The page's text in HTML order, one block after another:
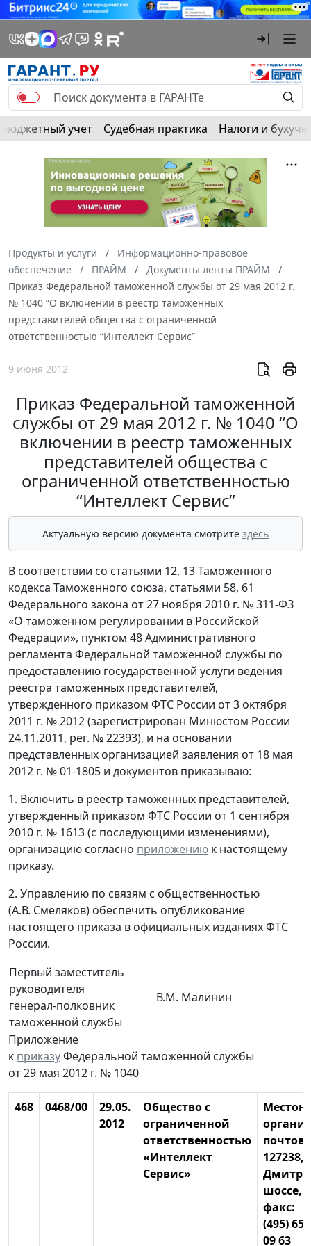
Бюджетный учет Судебная практика Налоги и
Продукты и услуги
Информационно-правовое
обеспечение
ПРАЙМ
Документы ленты ПРАЙМ
Приказ Федеральной таможенной службы от 29 мая 2012 г.
№ 1040 “О включении в реестр таможенных
представителей общества с ограниченной
ответственностью “Интеллект Сервис”
9 июня 2012
Приказ Федеральной таможенной
службы от 29 мая 2012 г. № 1040 “О
включении в реестр таможенных
представителей общества с
ограниченной ответственностью
“Интеллект Сервис”
Актуальную версию документа смотрите здесь
В соответствии со статьями 12, 13 Таможенного
кодекса Таможенного союза, статьями 58, 61
Федерального закона от 27 ноября 2010 г. № 311-ФЗ
«О таможенном регулировании в Российской
Федерации», пунктом 48 Административного
регламента Федеральной таможенной службы по
предоставлению государственной услуги ведения
реестра таможенных представителей,
утвержденного приказом ФТС России от 3 октября
2011 г. № 2012 (зарегистрирован Минюстом России
24.11.2011, peг. № 22393), и на основании
представленных организацией заявления от 18 мая
2012 г. № 01-1805 и документов приказываю:
1. Включить в реестр таможенных представителей,
утвержденный приказом ФТС России от 1 сентября
2010 г. № 1613 (с последующими изменениями),
организацию согласно приложению к настоящему
приказу.
2. Управлению по связям с общественностью
(А.В. Смеляков) обеспечить опубликование
настоящего приказа в официальных изданиях ФТС
России.
Первый заместитель
руководителя
генерал-полковник
таможенной службы
В.М. Малинин
Приложение
к приказуФедеральной таможенной службы
от 29 мая 2012 г. № 1040
468 0468/00
29.05.
2012
Общество с
ограниченной
ответственностью
«Интеллект
Сервис»
127238,
шоссе,
факс:
(495)
09 63